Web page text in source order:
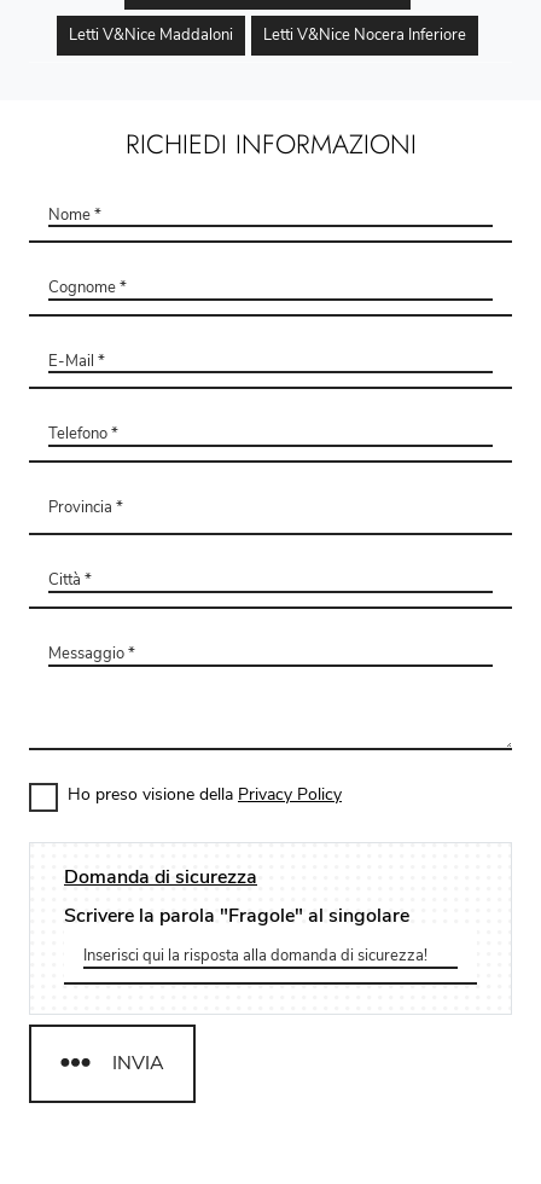
Letti V&Nice Maddaloni Letti V&Nice Nocera Inferiore
RICHIEDI INFORMAZIONI
Ho preso visione della Privacy Policy
Domanda di sicurezza
Scrivere la parola "Fragole" al singolare
INVIA